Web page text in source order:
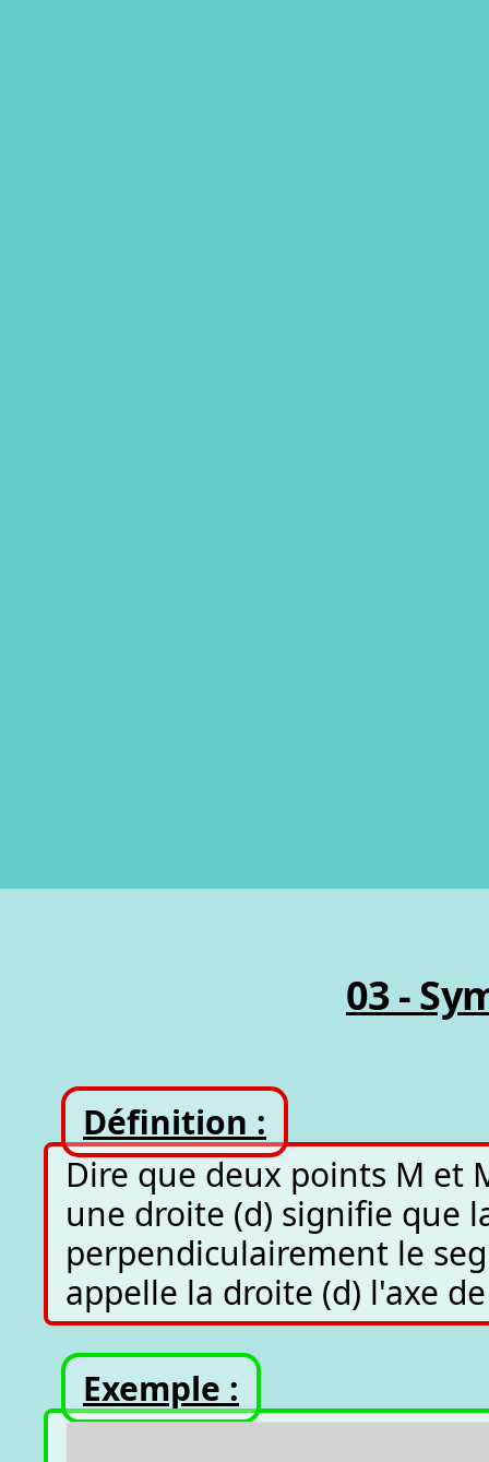
03 -
Définition :
Dire que deux points M et
une droite (d) signifie que
perpendiculairement le
appelle la droite (d) l'axe
Exemple :